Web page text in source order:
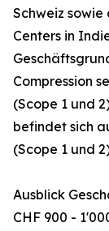
Schweiz
Centers in
Compression
(Scope 1 und
befindet sich
(Scope 1 und
Ausblick
CHF 900 -